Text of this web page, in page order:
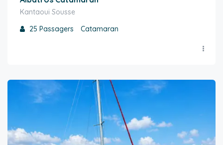
Kantaoui Sousse
25 Passagers Catamaran